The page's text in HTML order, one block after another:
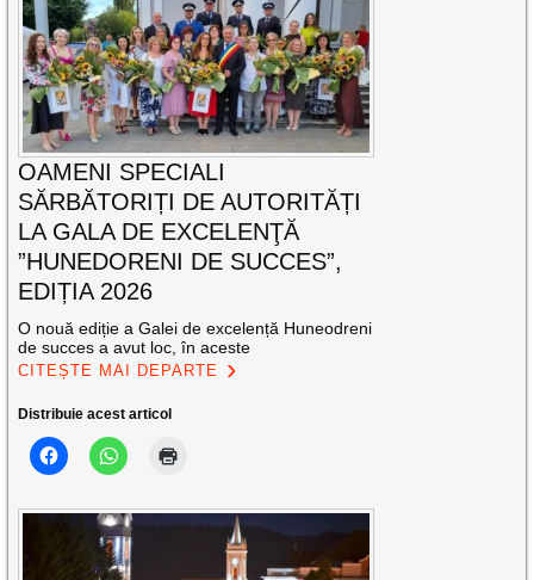
OAMENI SPECIALI
SĂRBĂTORIȚI DE AUTORITĂȚI
LA GALA DE EXCELENŢĂ
”HUNEDORENI DE SUCCES”,
EDIȚIA 2026
O nouă ediție a Galei de excelență Huneodreni
de succes a avut loc, în aceste
CITEȘTE MAI DEPARTE
Distribuie acest articol